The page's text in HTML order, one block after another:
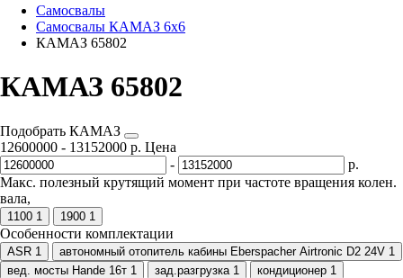
Самосвалы
Самосвалы КАМАЗ 6х6
КАМАЗ 65802
КАМАЗ 65802
Подобрать КАМАЗ
12600000 - 13152000 р. Цена
-
р.
Макс. полезный крутящий момент при частоте вращения колен.
вала,
1100 1 1900 1
Особенности комплектации
ASR 1 автономный отопитель кабины Eberspacher Airtronic D2 24V 1
вед. мосты Hande 16т 1 зад.разгрузка 1 кондиционер 1